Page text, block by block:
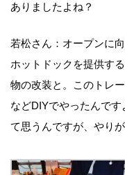
ありましたよね？
若松さん：オープンに
ホットドックを提供す
物の改装と。このトレ
などDIYでやったんで
て思うんですが、やり